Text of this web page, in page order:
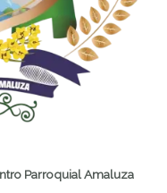
Parroquial Amaluza